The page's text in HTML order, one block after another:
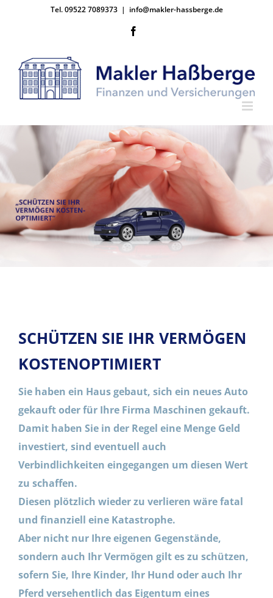
Tel. 09522 7089373 | info@makler-hassberge.de
SCHÜTZEN SIE IHR VERMÖGEN
KOSTENOPTIMIERT
Sie haben ein Haus gebaut, sich ein neues Auto
gekauft oder für Ihre Firma Maschinen gekauft.
Damit haben Sie in der Regel eine Menge Geld
investiert, sind eventuell auch
Verbindlichkeiten eingegangen um diesen Wert
zu schaffen.
Diesen plötzlich wieder zu verlieren wäre fatal
und finanziell eine Katastrophe.
Aber nicht nur Ihre eigenen Gegenstände,
sondern auch Ihr Vermögen gilt es zu schützen,
sofern Sie, Ihre Kinder, Ihr Hund oder auch Ihr
Pferd versehentlich das Eigentum eines